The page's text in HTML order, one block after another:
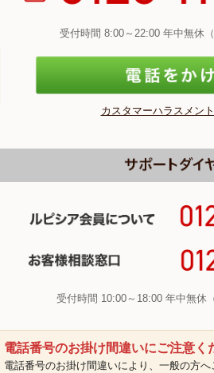
受付時間 8:00～22:00 年中無休
カスタマーハラスメン
受付時間 10:00～18:00 年中無休
電話番号のお掛け間違いにご注意く
電話番号のお掛け間違いにより、一般の方